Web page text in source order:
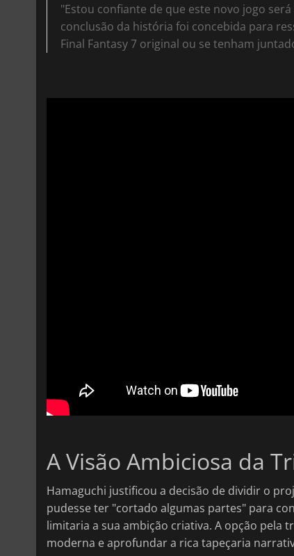
"Estou confiante de que este novo jogo
conclusão da história foi concebida para
Final Fantasy 7 original ou se tenham
A Visão Ambiciosa da
Hamaguchi justificou a decisão de dividir o
pudesse ter "cortado algumas partes" para
limitaria a sua ambição criativa. A opção pela
moderna e aprofundar a rica tapeçaria